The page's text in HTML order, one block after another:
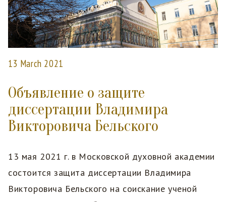
13 March 2021
Объявление о защите
диссертации Владимира
Викторовича Бельского
13 мая 2021 г. в Московской духовной академии
состоится защита диссертации Владимира
Викторовича Бельского на соискание ученой